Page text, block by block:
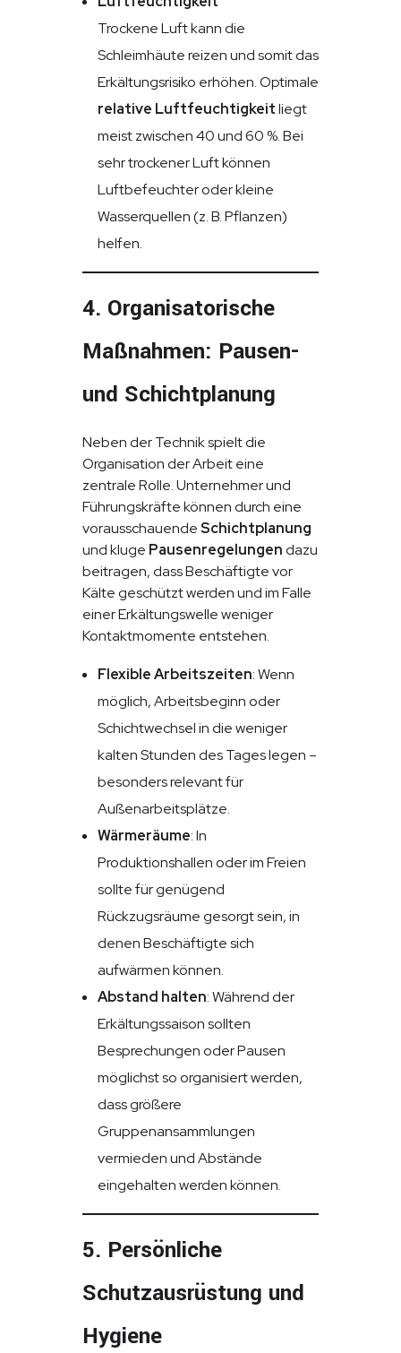
Trockene Luft kann die
Schleimhäute reizen und somit das
Erkältungsrisiko erhöhen. Optimale
relative Luftfeuchtigkeitliegt
meist zwischen 40 und 60 %. Bei
sehr trockener Luft können
Luftbefeuchter oder kleine
Wasserquellen (z. B. Pflanzen)
helfen.
4. Organisatorische
Maßnahmen: Pausen-
und Schichtplanung
Neben der Technik spielt die
Organisation der Arbeit eine
zentrale Rolle. Unternehmer und
Führungskräfte können durch eine
vorausschauendeSchichtplanung
und kluge Pausenregelungendazu
beitragen, dass Beschäftigte vor
Kälte geschützt werden und im Falle
einer Erkältungswelle weniger
Kontaktmomente entstehen.
Flexible Arbeitszeiten: Wenn
möglich, Arbeitsbeginn oder
Schichtwechsel in die weniger
kalten Stunden des Tages legen –
besonders relevant für
Außenarbeitsplätze.
Wärmeräume: In
Produktionshallen oder im Freien
sollte für genügend
Rückzugsräume gesorgt sein, in
denen Beschäftigte sich
aufwärmen können.
Abstand halten: Während der
Erkältungssaison sollten
Besprechungen oder Pausen
möglichst so organisiert werden,
dass größere
Gruppenansammlungen
vermieden und Abstände
eingehalten werden können.
5. Persönliche
Schutzausrüstung und
Hygiene